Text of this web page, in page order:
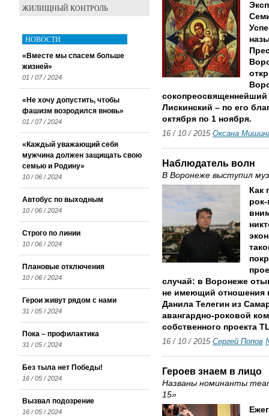
Лискинский – по его
октября по 1 ноября.
16 / 10 / 2015 Оксана
Наблюдатель волн
В Воронеже выступил
Как
случай: в Воронеже
не имеющий отношения
Данила Телегин из
авангардно-роковой
собственного проекта
16 / 10 / 2015 Сергей Попов
Героев знаем в лицо
Названы номинанты
15»
ЖИЛИЩНЫЙ КОНТРОЛЬ
НОВОСТИ
«Вместе мы спасем больше
жизней»
01 / 07 / 2024
«Не хочу допустить, чтобы
фашизм возродился вновь»
01 / 07 / 2024
«Каждый уважающий себя
мужчина должен защищать свою
семью и Родину»
10 / 06 / 2024
Автобус по выходным
10 / 06 / 2024
Строго по линии
10 / 06 / 2024
Плановые отключения
10 / 06 / 2024
Герои живут рядом с нами
31 / 05 / 2024
Пока – профилактика
31 / 05 / 2024
Без тыла нет Победы!
16 / 05 / 2024
Вызвал подозрение
16 / 05 / 2024